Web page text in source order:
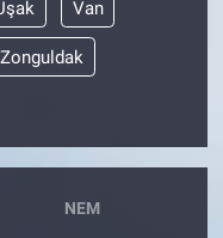
Van
Zonguldak
NEM